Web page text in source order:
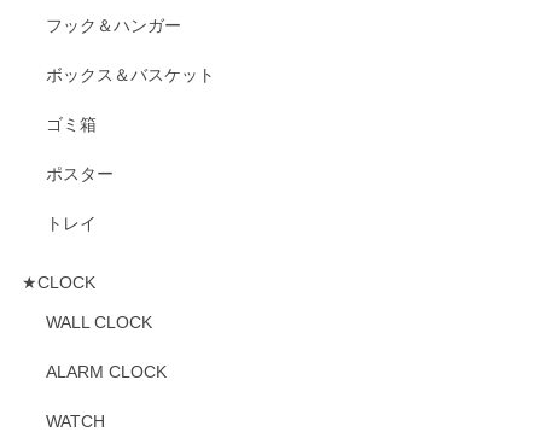
フック＆ハンガー
ボックス＆バスケット
ゴミ箱
ポスター
トレイ
★CLOCK
WALL CLOCK
ALARM CLOCK
WATCH